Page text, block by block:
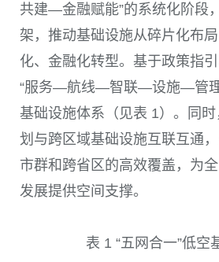
共建—金融赋能”的系统化阶段
架，推动基础设施从碎片化布
化、金融化转型。基于政策指
“服务—航线—智联—设施—管理
基础设施体系（见表 1）。同
划与跨区域基础设施互联互通
市群和跨省区的高效覆盖，为
发展提供空间支撑。
表 1 “五网合一”低空